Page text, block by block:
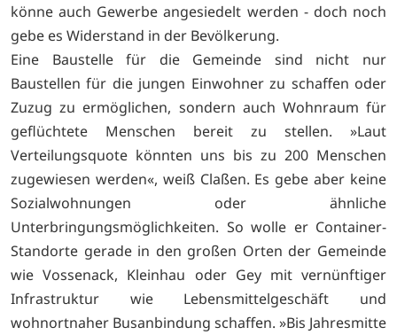
könne auch Gewerbe angesiedelt werden - doch noch
gebe es Widerstand in der Bevölkerung.
Eine Baustelle für die Gemeinde sind nicht nur
Baustellen für die jungen Einwohner zu schaffen oder
Zuzug zu ermöglichen, sondern auch Wohnraum für
geflüchtete Menschen bereit zu stellen. »Laut
Verteilungsquote könnten uns bis zu 200 Menschen
zugewiesen werden«, weiß Claßen. Es gebe aber keine
Sozialwohnungen oder ähnliche
Unterbringungsmöglichkeiten. So wolle er Container-
Standorte gerade in den großen Orten der Gemeinde
wie Vossenack, Kleinhau oder Gey mit vernünftiger
Infrastruktur wie Lebensmittelgeschäft und
wohnortnaher Busanbindung schaffen. »Bis Jahresmitte